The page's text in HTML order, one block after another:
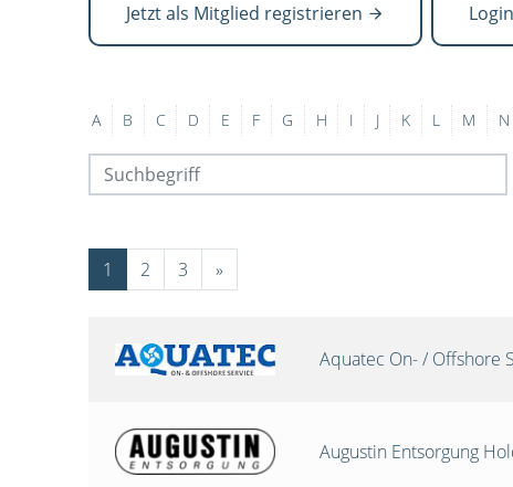
Jetzt als Mitglied registrieren Login
A B C D E F G H I J K L M N
1 2 3 »
Aquatec On- / Offshore
Augustin Entsorgung